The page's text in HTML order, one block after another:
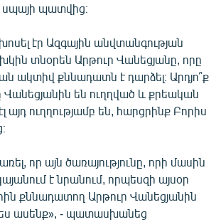
սպայի պատվից։
էր Ազգային անվտանգության
տնօրեն Արթուր Վանեցյանը, որը
ակտիվ քննադատն է դարձել։ Արդյո՞ք
Վանեցյանին են ուղղված և քրեական
այդ ուղղությամբ են, հարցրինք Բորիս
որ այն ծառայությունը, որի մասին
է նրանում, որպեսզի այսօր
քննադատող Արթուր Վանեցյանին
ասենք», - պատասխանեց